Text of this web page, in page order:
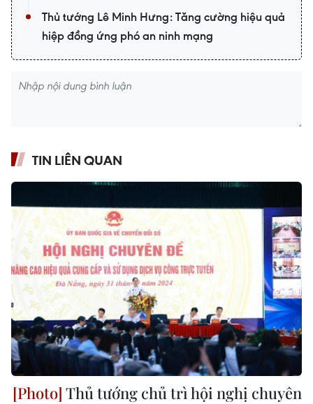
Thủ tướng Lê Minh Hưng: Tăng cường hiệu quả
hiệp đồng ứng phó an ninh mạng
TIN LIÊN QUAN
Thủ tướng chủ trì hội nghị chuyên